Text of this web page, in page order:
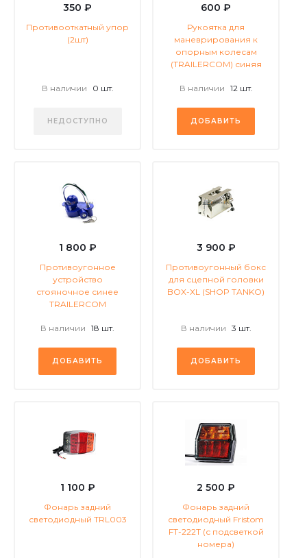
350 ₽
Противооткатный упор
(2шт)
В наличии 0 шт.
НЕДОСТУПНО
600 ₽
Рукоятка для
маневрирования к
опорным колесам
(TRAILERCOM) синяя
В наличии 12 шт.
ДОБАВИТЬ
1 800 ₽
Противоугонное
устройство
стояночное синее
TRAILERCOM
В наличии 18 шт.
ДОБАВИТЬ
3 900 ₽
Противоугонный бокс
для сцепной головки
BOX-XL (SHOP TANKO)
В наличии 3 шт.
ДОБАВИТЬ
1 100 ₽
Фонарь задний
светодиодный TRL003
2 500 ₽
Фонарь задний
светодиодный Fristom
FT-222Т (с подсветкой
номера)